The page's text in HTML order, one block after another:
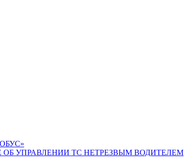
УПРАВЛЕНИИ ТС НЕТРЕЗВЫМ ВОДИТЕЛЕМ